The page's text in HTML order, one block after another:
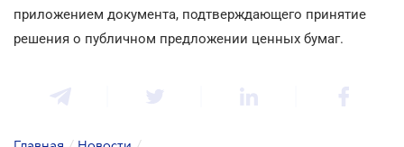
приложением документа, подтверждающего принятие
решения о публичном предложении ценных бумаг.